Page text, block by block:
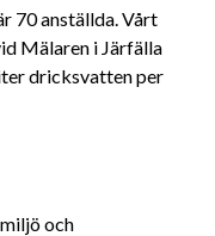
70 anställda. Vårt
Mälaren i Järfälla
dricksvatten per
och